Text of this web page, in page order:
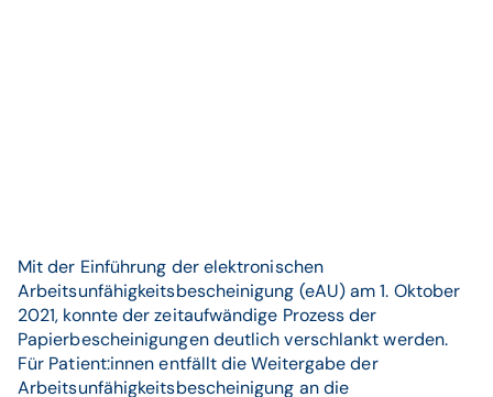
Mit der Einführung der elektronischen
Arbeitsunfähigkeitsbescheinigung (eAU) am 1. Oktober
2021, konnte der zeitaufwändige Prozess der
Papierbescheinigungen deutlich verschlankt werden.
Für Patient:innen entfällt die Weitergabe der
Arbeitsunfähigkeitsbescheinigung an die